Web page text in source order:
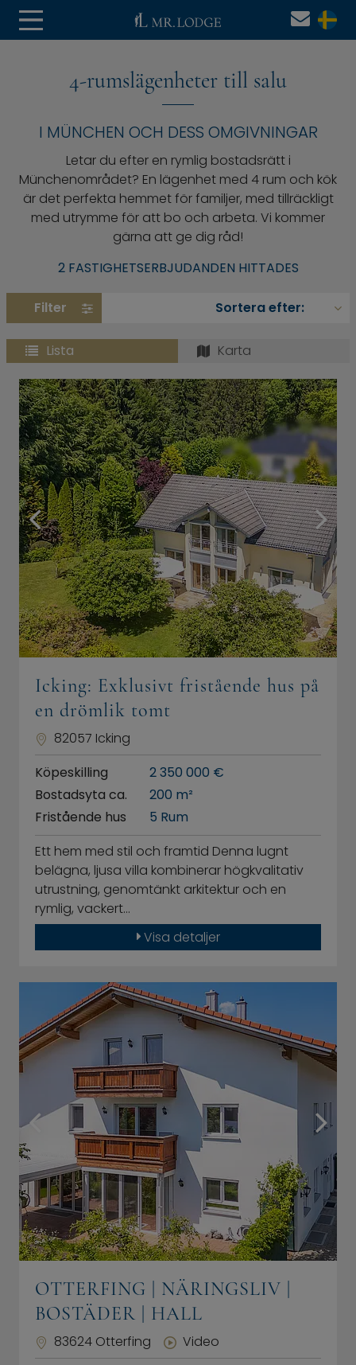
4-rumslägenheter till salu
I MÜNCHEN OCH DESS OMGIVNINGAR
Letar du efter en rymlig bostadsrätt i
Münchenområdet? En lägenhet med 4 rum och kök
är det perfekta hemmet för familjer, med tillräckligt
med utrymme för att bo och arbeta. Vi kommer
gärna att ge dig råd!
2 FASTIGHETSERBJUDANDEN HITTADES
Filter
Lista Karta
Icking: Exklusivt fristående hus på
en drömlik tomt
82057 Icking
Köpeskilling
2 350 000 €
Bostadsyta ca.
200 m²
Fristående hus
5 Rum
Ett hem med stil och framtid Denna lugnt
belägna, ljusa villa kombinerar högkvalitativ
utrustning, genomtänkt arkitektur och en
rymlig, vackert…
Visa detaljer
OTTERFING | NÄRINGSLIV |
BOSTÄDER | HALL
83624 Otterfing
Video